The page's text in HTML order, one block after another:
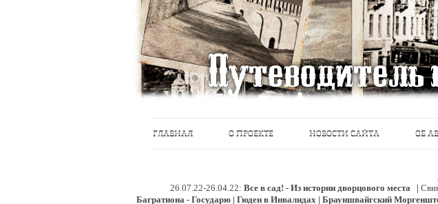
ГЛАВНАЯ О ПРОЕКТЕ НОВОСТИ САЙТА ОБ
26.07.22-26.04.22: Все в сад! - Из истории дворцового места |
Багратиона - Государю | Гюден в Инвалидах | Брауншвайгский